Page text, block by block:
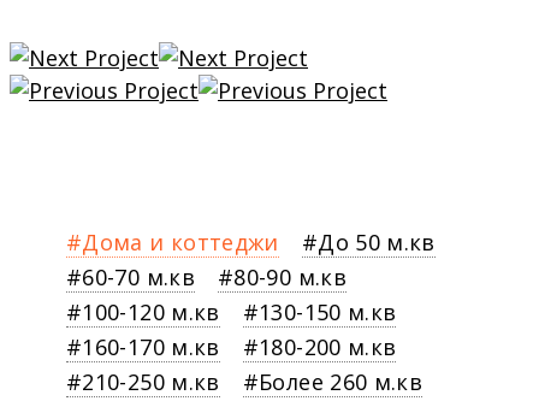
Дома и коттеджи
До 50 м.кв
60-70 м.кв
80-90 м.кв
100-120 м.кв
130-150 м.кв
160-170 м.кв
180-200 м.кв
210-250 м.кв
Более 260 м.кв